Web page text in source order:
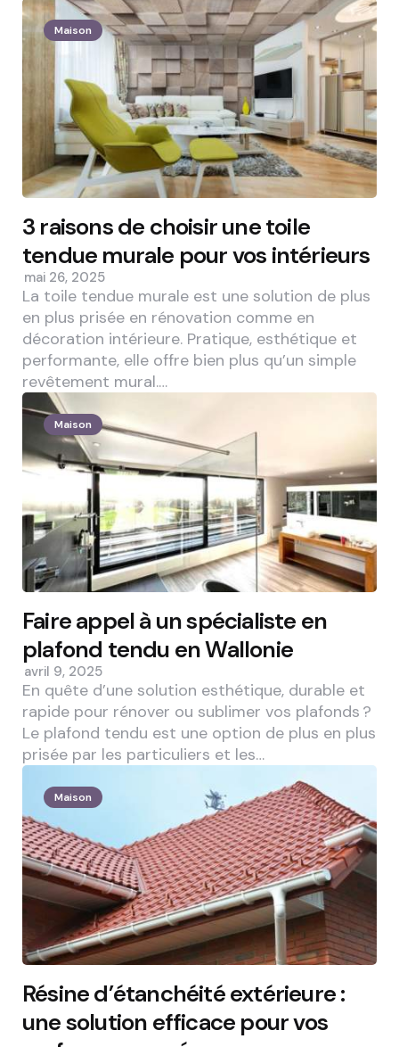
Maison
3 raisons de choisir une toile
tendue murale pour vos intérieurs
mai 26, 2025
La toile tendue murale est une solution de plus
en plus prisée en rénovation comme en
décoration intérieure. Pratique, esthétique et
performante, elle offre bien plus qu’un simple
revêtement mural.…
Maison
Faire appel à un spécialiste en
plafond tendu en Wallonie
avril 9, 2025
En quête d’une solution esthétique, durable et
rapide pour rénover ou sublimer vos plafonds ?
Le plafond tendu est une option de plus en plus
prisée par les particuliers et les…
Maison
Résine d’étanchéité extérieure :
une solution efficace pour vos